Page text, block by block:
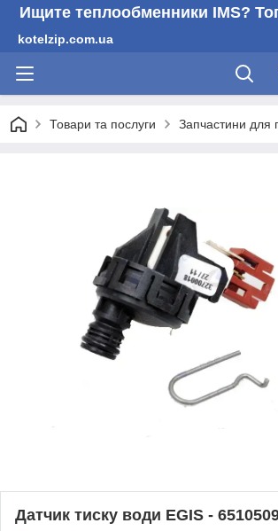
Ищите теплообменники IMS?
kotelzip.com.ua
Товари та послуги Запчастини для
Датчик тиску води EGIS -